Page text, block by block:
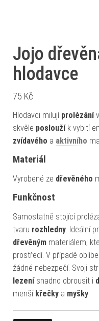
Jojo
hlodavce
75 Kč
Hlodavci milují prolézání
skvěle posloužík vybití
zvídavého a aktivního
Materiál
Vyrobené ze dřevěného
Funkčnost
Samostatně stojící
tvaru rozhledny . Ideální
dřevěným materiálem,
prostředí. V případě
žádné nebezpečí. Svoji
lezenísnadno obrousit i
menší křečky a myšky